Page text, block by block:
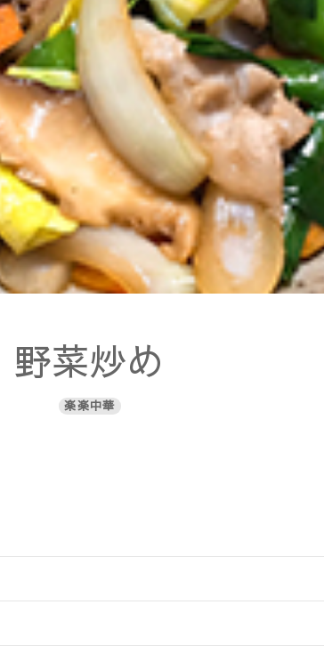
野菜炒め
楽楽中華